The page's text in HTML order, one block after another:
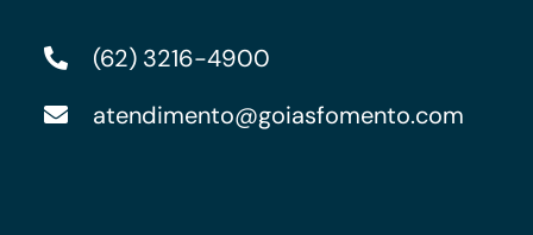
(62) 3216-4900
atendimento@goiasfomento.com